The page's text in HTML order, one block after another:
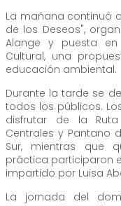
La mañana continuó
de los Deseos",
Alange y puesta
Cultural, una
educación ambiental.
Durante la tarde se
todos los públicos.
disfrutar de la Ruta
Centrales y Pantano
Sur, mientras que
práctica participaron
impartido por Luisa
La jornada del